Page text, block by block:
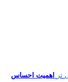
تر
اهمیت احساس